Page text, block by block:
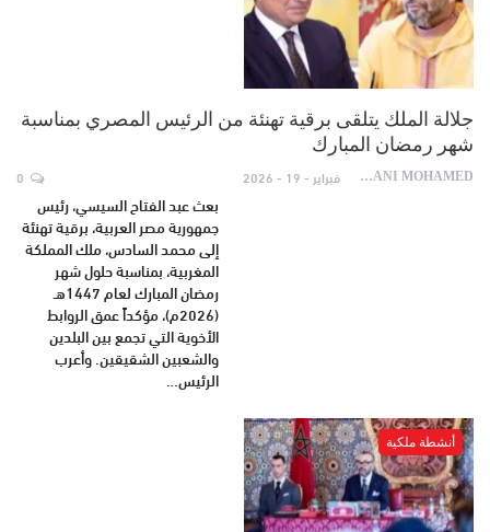
جلالة الملك يتلقى برقية تهنئة من الرئيس المصري بمناسبة
شهر رمضان المبارك
AYDANI MOHAMED فبراير - 19 - 2026
بعث عبد الفتاح السيسي، رئيس
جمهورية مصر العربية، برقية تهنئة
إلى محمد السادس، ملك المملكة
المغربية، بمناسبة حلول شهر
رمضان المبارك لعام 1447هـ
(2026م)، مؤكداً عمق الروابط
الأخوية التي تجمع بين البلدين
والشعبين الشقيقين. وأعرب
الرئيس…
أنشطة ملكية